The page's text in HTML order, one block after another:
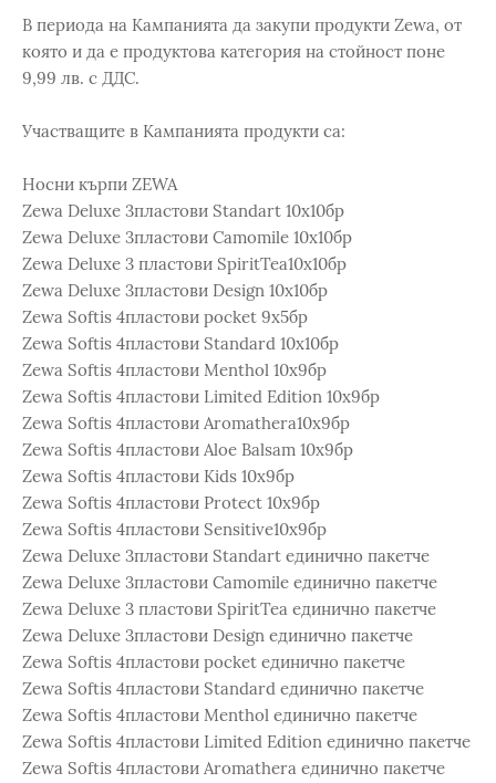
В периода на Кампанията да закупи продукти Zewa, от
която и да е продуктова категория на стойност поне
9,99 лв. с ДДС.
Участващите в Кампанията продукти са:
Носни кърпи ZEWA
Zewa Deluxe 3пластови Standart 10x10бр
Zewa Deluxe 3пластови Camomile 10x10бр
Zewa Deluxe 3 пластови SpiritTea10x10бр
Zewa Deluxe 3пластови Design 10x10бр
Zewa Softis 4пластови pocket 9x5бр
Zewa Softis 4пластови Standard 10x10бр
Zewa Softis 4пластови Menthol 10x9бр
Zewa Softis 4пластови Limited Edition 10x9бр
Zewa Softis 4пластови Аromathera10x9бр
Zewa Softis 4пластови Aloe Balsam 10x9бр
Zewa Softis 4пластови Kids 10x9бр
Zewa Softis 4пластови Protect 10x9бр
Zewa Softis 4пластови Sensitive10x9бр
Zewa Deluxe 3пластови Standart единично пакетче
Zewa Deluxe 3пластови Camomile единично пакетче
Zewa Deluxe 3 пластови SpiritTea единично пакетче
Zewa Deluxe 3пластови Design единично пакетче
Zewa Softis 4пластови pocket единично пакетче
Zewa Softis 4пластови Standard единично пакетче
Zewa Softis 4пластови Menthol единично пакетче
Zewa Softis 4пластови Limited Edition единично пакетче
Zewa Softis 4пластови Аromatherа единично пакетче